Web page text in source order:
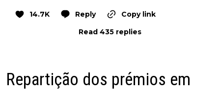
14.7K Reply
Copy link
Read 435 replies
Repartição dos prémios em